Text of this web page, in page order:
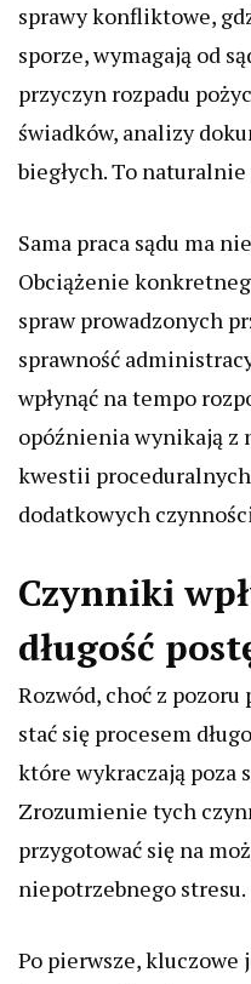
sprawy konfliktowe,
sporze, wymagają od
przyczyn rozpadu
świadków, analizy
biegłych. To
Sama praca sądu ma
Obciążenie
spraw prowadzonych
sprawność
wpłynąć na tempo
opóźnienia wynikają z
kwestii
dodatkowych
Czynniki
długość
Rozwód, choć z pozoru
stać się procesem
które wykraczają poza
Zrozumienie tych
przygotować się na
niepotrzebnego stresu.
Po pierwsze, kluczowe